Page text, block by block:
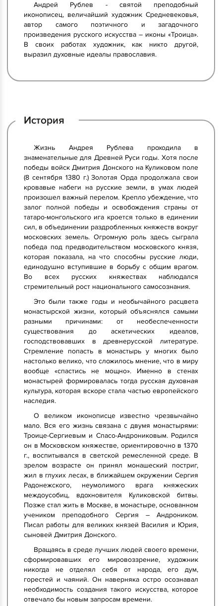
Андрей Рублев - святой преподобный
иконописец, величайший художник Средневековья,
автор самого поэтичного и загадочного
произведения русского искусства – иконы «Троица».
В своих работах художник, как никто другой,
выразил духовные идеалы православия.
История
Жизнь Андрея Рублева проходила в
знаменательные для Древней Руси годы. Хотя после
победы войск Дмитрия Донского на Куликовом поле
(8 сентября 1380 г.) Золотая Орда продолжала свои
кровавые набеги на русские земли, в умах людей
произошел важный перелом. Крепло убеждение, что
залог полной победы и освобождения страны от
татаро-монгольского ига кроется только в единении
сил, в объединении раздробленных княжеств вокруг
московских земель. Огромную роль здесь сыграла
победа под предводительством московского князя,
которая показала, на что способны русские люди,
единодушно вступившие в борьбу с общим врагом.
Во всех русских княжествах наблюдался
стремительный рост национального самосознания.
Это были также годы и необычайного расцвета
монастырской жизни, который объяснялся самыми
разными причинами: от необеспеченности
существования до аскетических идеалов,
господствовавших в древнерусской литературе.
Стремление попасть в монастырь у многих было
настолько велико, что сложилось мнение, что в миру
вообще «спастись не мощно». Именно в стенах
монастырей формировалась тогда русская духовная
культура, которая вскоре стала частью европейского
наследия.
О великом иконописце известно чрезвычайно
мало. Вся его жизнь связана с двумя монастырями:
Троице-Сергиевым и Спасо-Андрониковым. Родился
он в Московском княжестве, ориентировочно в 1370
г., воспитывался в светской ремесленной среде. В
зрелом возрасте он принял монашеский постриг,
жил в глухих лесах, в ближайшем окружении Сергия
Радонежского, неумолимого врага княжеских
междоусобиц, вдохновителя Куликовской битвы.
Позже стал жить в Москве, в монастыре, основанном
учеником преподобного Сергия – Андроником.
Писал работы для великих князей Василия и Юрия,
сыновей Дмитрия Донского.
Вращаясь в среде лучших людей своего времени,
сформировавших его мировоззрение, художник
никогда не отделял себя от народа, его дум,
горестей и чаяний. Он наверняка остро осознавал
необходимость создания такого искусства, которое
отвечало бы новым запросам времени.